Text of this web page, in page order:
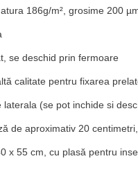
186g/m², grosime 200
se deschid prin fermoare
calitate pentru fixarea
(se pot inchide si
de aproximativ 20
x 55 cm, cu plasă pentru